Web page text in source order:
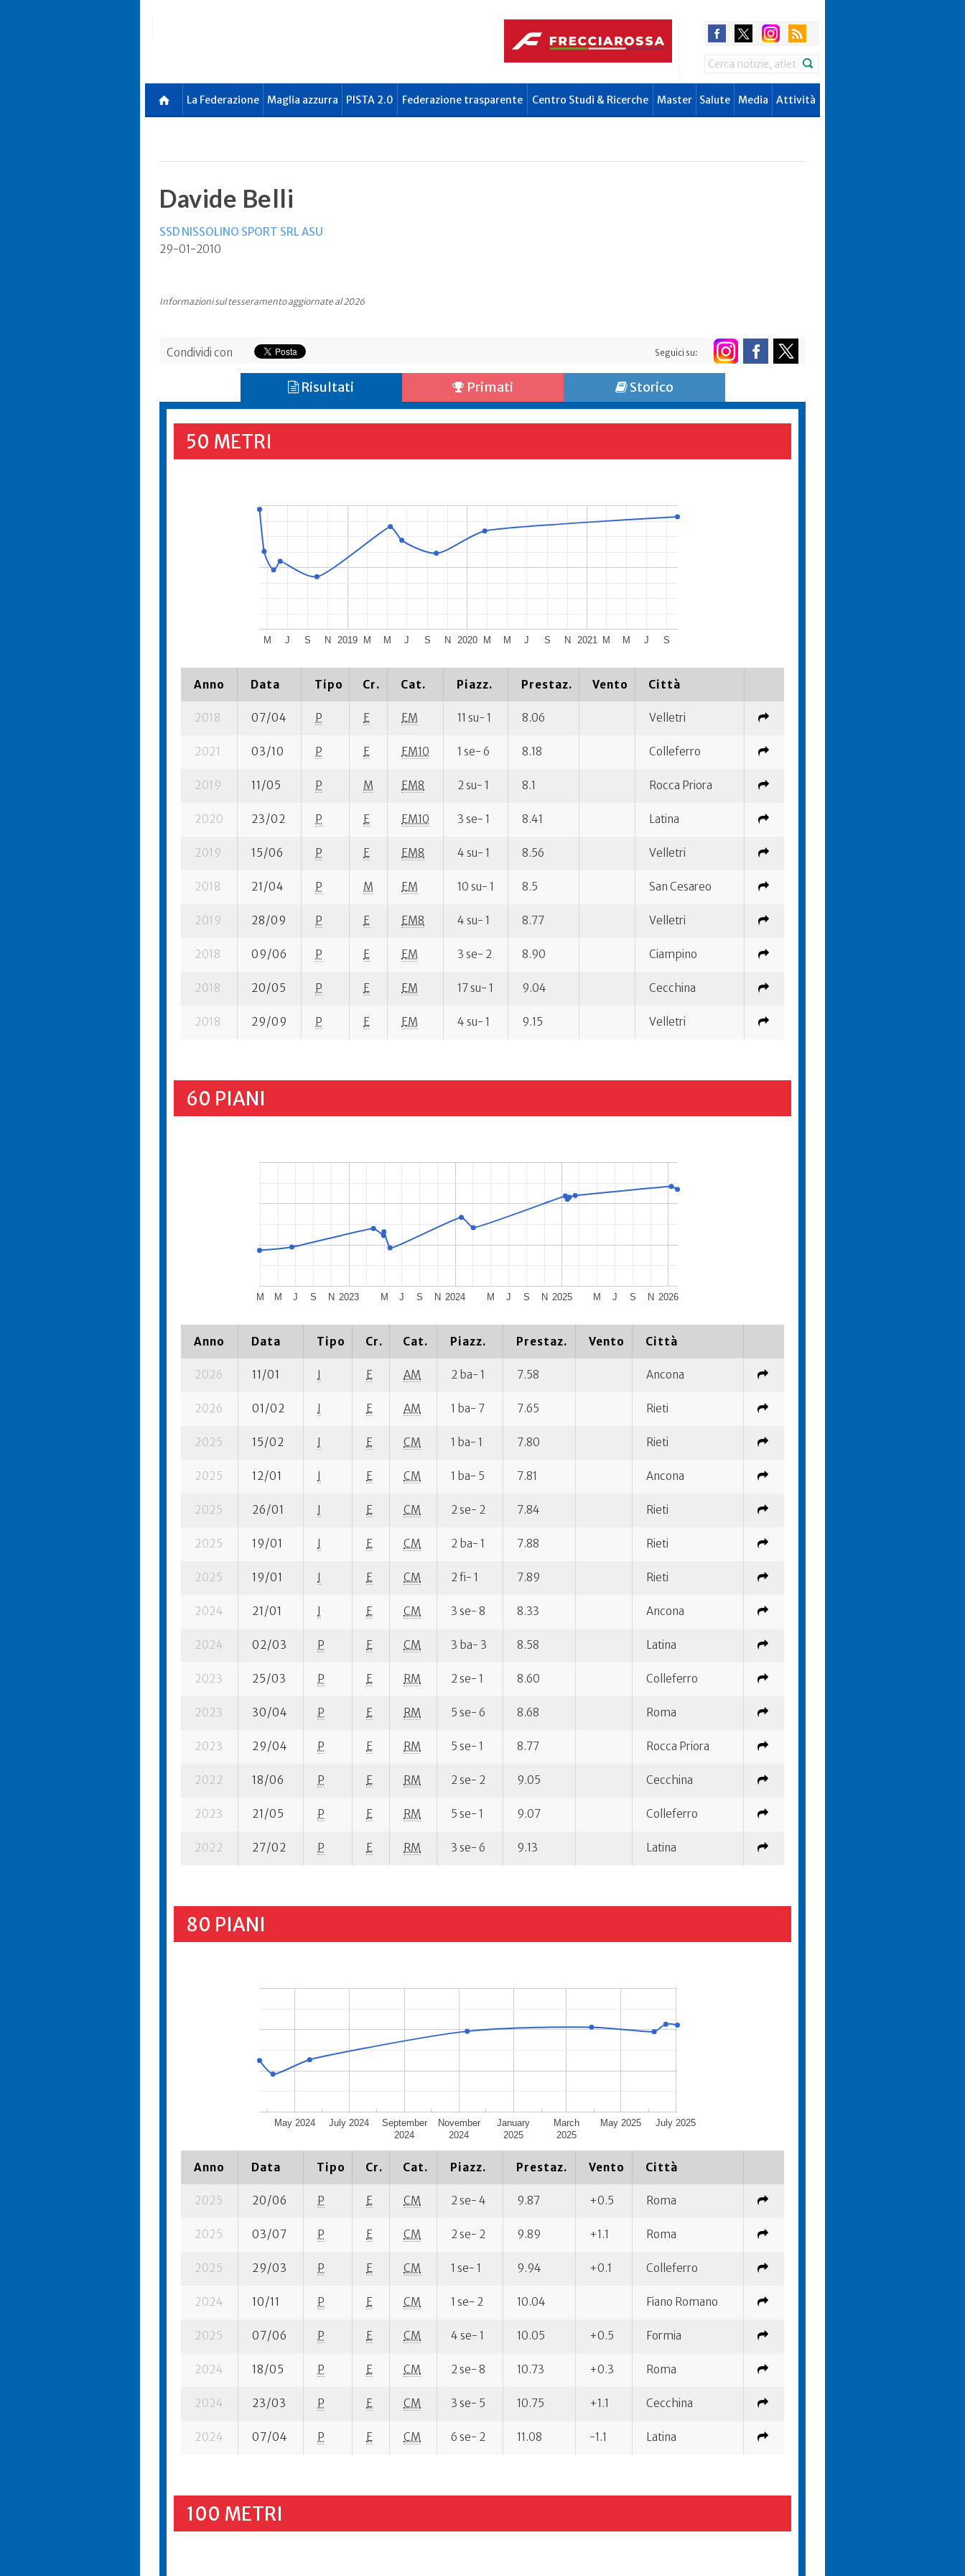
Search
La Federazione Maglia azzurra PISTA 2.0 Federazione trasparente Centro Studi & Ricerche Master Salute Media Attività
Davide Belli
SSD NISSOLINO SPORT SRL ASU
29-01-2010
Informazioni sul tesseramento aggiornate al 2026
Condividi con Seguici su:
Risultati Primati Storico
50 METRI
2019 2020 2021
M J S N M M J S N M M J S N M M J S
Anno Data Tipo Cr. Cat. Piazz. Prestaz. Vento Città
2018 07/04 P E EM 11 su- 1 8.06 Velletri
2021 03/10 P E EM10 1 se- 6 8.18 Colleferro
2019 11/05 P M EM8 2 su- 1 8.1 Rocca Priora
2020 23/02 P E EM10 3 se- 1 8.41 Latina
2019 15/06 P E EM8 4 su- 1 8.56 Velletri
2018 21/04 P M EM 10 su- 1 8.5 San Cesareo
2019 28/09 P E EM8 4 su- 1 8.77 Velletri
2018 09/06 P E EM 3 se- 2 8.90 Ciampino
2018 20/05 P E EM 17 su- 1 9.04 Cecchina
2018 29/09 P E EM 4 su- 1 9.15 Velletri
60 PIANI
2023 2024 2025 2026
M M J S N M J S N M J S N M J S N
Anno Data Tipo Cr. Cat. Piazz. Prestaz. Vento Città
2026 11/01 I E AM 2 ba- 1 7.58 Ancona
2026 01/02 I E AM 1 ba- 7 7.65 Rieti
2025 15/02 I E CM 1 ba- 1 7.80 Rieti
2025 12/01 I E CM 1 ba- 5 7.81 Ancona
2025 26/01 I E CM 2 se- 2 7.84 Rieti
2025 19/01 I E CM 2 ba- 1 7.88 Rieti
2025 19/01 I E CM 2 fi- 1 7.89 Rieti
2024 21/01 I E CM 3 se- 8 8.33 Ancona
2024 02/03 P E CM 3 ba- 3 8.58 Latina
2023 25/03 P E RM 2 se- 1 8.60 Colleferro
2023 30/04 P E RM 5 se- 6 8.68 Roma
2023 29/04 P E RM 5 se- 1 8.77 Rocca Priora
2022 18/06 P E RM 2 se- 2 9.05 Cecchina
2023 21/05 P E RM 5 se- 1 9.07 Colleferro
2022 27/02 P E RM 3 se- 6 9.13 Latina
80 PIANI
May 2024 July 2024
September
2024
November
2024
January
2025
March
2025
May 2025 July 2025
Anno Data Tipo Cr. Cat. Piazz. Prestaz. Vento Città
2025 20/06 P E CM 2 se- 4 9.87 +0.5 Roma
2025 03/07 P E CM 2 se- 2 9.89 +1.1 Roma
2025 29/03 P E CM 1 se- 1 9.94 +0.1 Colleferro
2024 10/11 P E CM 1 se- 2 10.04 Fiano Romano
2025 07/06 P E CM 4 se- 1 10.05 +0.5 Formia
2024 18/05 P E CM 2 se- 8 10.73 +0.3 Roma
2024 23/03 P E CM 3 se- 5 10.75 +1.1 Cecchina
2024 07/04 P E CM 6 se- 2 11.08 -1.1 Latina
100 METRI